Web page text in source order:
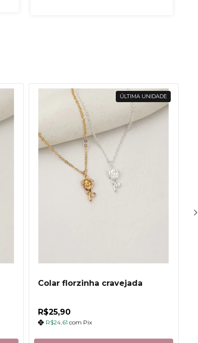
ÚLTIMA UNIDADE
Colar florzinha cravejada
R$25,90
R$24,61 com Pix